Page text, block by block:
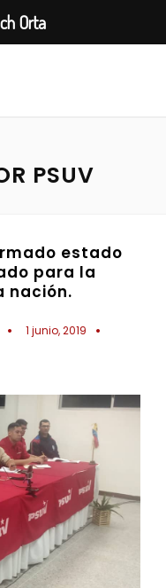
PSUV
estado
para la
nación.
1 junio, 2019
Orta